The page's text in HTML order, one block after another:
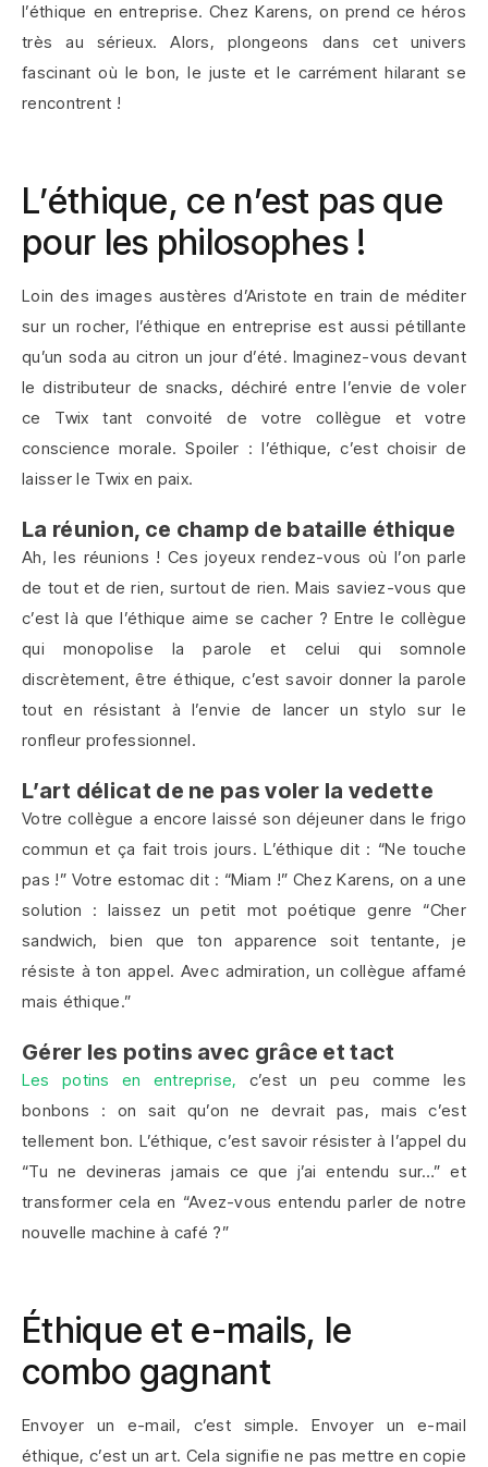
l’éthique en entreprise. Chez Karens, on prend ce héros
très au sérieux. Alors, plongeons dans cet univers
fascinant où le bon, le juste et le carrément hilarant se
rencontrent !
L’éthique, ce n’est pas que
pour les philosophes !
Loin des images austères d’Aristote en train de méditer
sur un rocher, l’éthique en entreprise est aussi pétillante
qu’un soda au citron un jour d’été. Imaginez-vous devant
le distributeur de snacks, déchiré entre l’envie de voler
ce Twix tant convoité de votre collègue et votre
conscience morale. Spoiler : l’éthique, c’est choisir de
laisser le Twix en paix.
La réunion, ce champ de bataille éthique
Ah, les réunions ! Ces joyeux rendez-vous où l’on parle
de tout et de rien, surtout de rien. Mais saviez-vous que
c’est là que l’éthique aime se cacher ? Entre le collègue
qui monopolise la parole et celui qui somnole
discrètement, être éthique, c’est savoir donner la parole
tout en résistant à l’envie de lancer un stylo sur le
ronfleur professionnel.
L’art délicat de ne pas voler la vedette
Votre collègue a encore laissé son déjeuner dans le frigo
commun et ça fait trois jours. L’éthique dit : “Ne touche
pas !” Votre estomac dit : “Miam !” Chez Karens, on a une
solution : laissez un petit mot poétique genre “Cher
sandwich, bien que ton apparence soit tentante, je
résiste à ton appel. Avec admiration, un collègue affamé
mais éthique.”
Gérer les potins avec grâce et tact
Les potins en entreprise, c’est un peu comme les
bonbons : on sait qu’on ne devrait pas, mais c’est
tellement bon. L’éthique, c’est savoir résister à l’appel du
“Tu ne devineras jamais ce que j’ai entendu sur…” et
transformer cela en “Avez-vous entendu parler de notre
nouvelle machine à café ?”
Éthique et e-mails, le
combo gagnant
Envoyer un e-mail, c’est simple. Envoyer un e-mail
éthique, c’est un art. Cela signifie ne pas mettre en copie